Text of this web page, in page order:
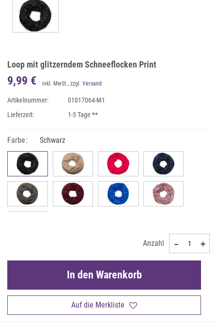
Loop mit glitzerndem Schneeflocken Print
9,99 € inkl. MwSt., zzgl. Versand
Artikelnummer:
01017064-M1
Lieferzeit:
1-3 Tage **
Farbe: Schwarz
Anzahl
Auf die Merkliste
In den Warenkorb